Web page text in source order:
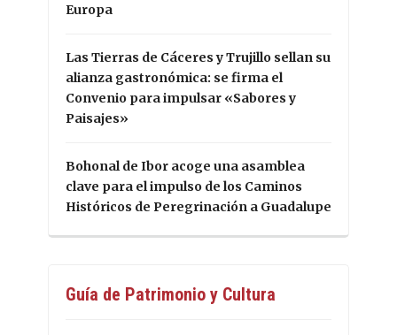
Europa
Las Tierras de Cáceres y Trujillo sellan su
alianza gastronómica: se firma el
Convenio para impulsar «Sabores y
Paisajes»
Bohonal de Ibor acoge una asamblea
clave para el impulso de los Caminos
Históricos de Peregrinación a Guadalupe
Guía de Patrimonio y Cultura